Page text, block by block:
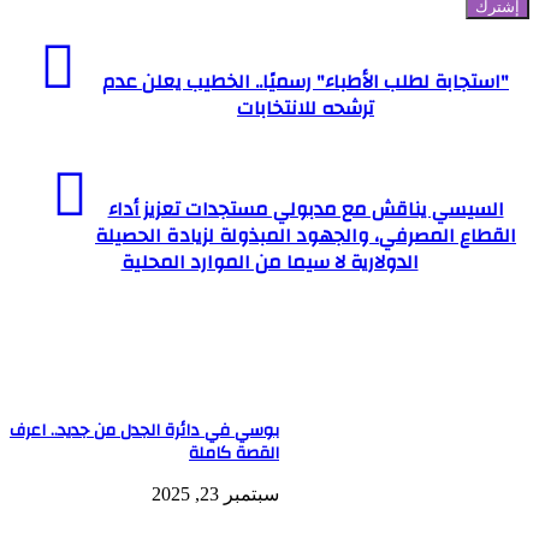
عقار المندرة بالإسكندرية
"استجابة لطلب الأطباء" رسميًا.. الخطيب يعلن عدم
ترشحه للانتخابات
السيسي يناقش مع مدبولي مستجدات تعزيز أداء
القطاع المصرفي، والجهود المبذولة لزيادة الحصيلة
الدولارية لا سيما من الموارد المحلية
بوسي في دائرة الجدل من جديد.. اعرف
القصة كاملة
سبتمبر 23, 2025